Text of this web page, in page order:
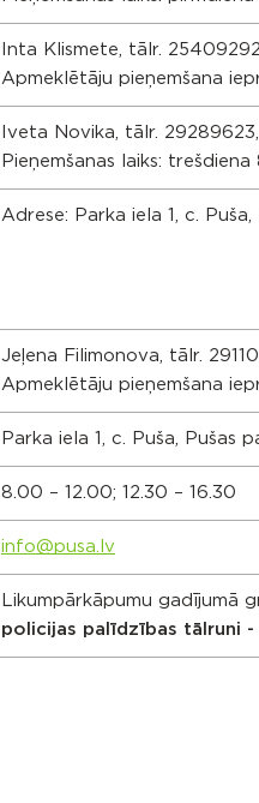
Inta Klismete, tālr.
Apmeklētāju pieņemšana
Iveta Novika, tālr.
Pieņemšanas laiks:
Adrese: Parka iela 1, c.
Jeļena Filimonova, tālr.
Apmeklētāju pieņemšana
Parka iela 1, c. Puša, Pušas
8.00 – 12.00; 12.30 – 16.30
info@pusa.lv
Likumpārkāpumu gadījumā
policijas palīdzības tālruni -